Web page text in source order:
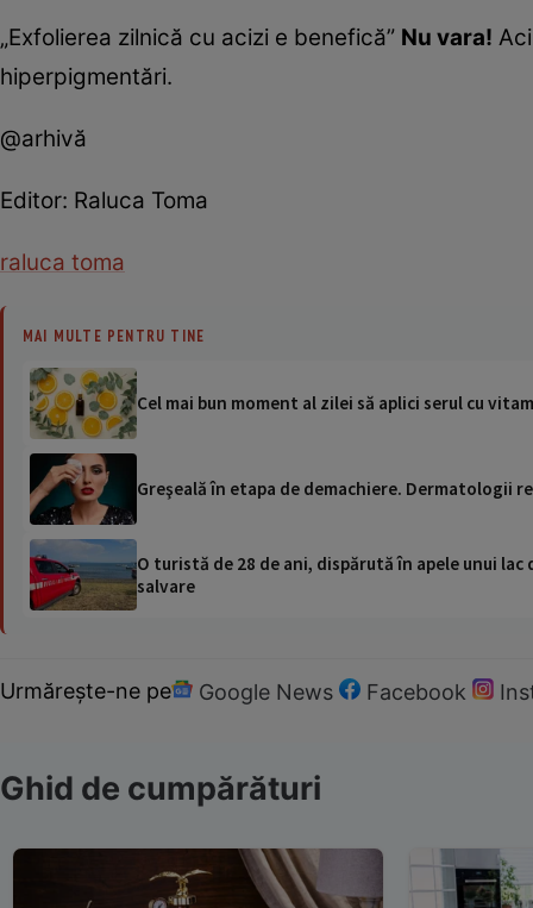
„Exfolierea zilnică cu acizi e benefică” Nu vara!
hiperpigmentări.
@arhivă
Editor: Raluca Toma
raluca toma
MAI MULTE PENTRU TINE
Cel mai bun moment al zilei să aplici serul cu
Greşeală în etapa de demachiere. Dermatologii
O turistă de 28 de ani, dispărută în apele unui
salvare
Urmărește-ne pe Google News Facebook
Ghid de cumpărături